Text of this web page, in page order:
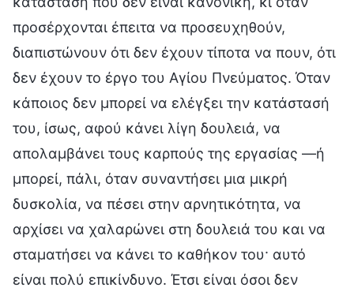
προσέρχονται έπειτα να προσευχηθούν,
διαπιστώνουν ότι δεν έχουν τίποτα να πουν, ότι
δεν έχουν το έργο του Αγίου Πνεύματος. Όταν
κάποιος δεν μπορεί να ελέγξει την κατάστασή
του, ίσως, αφού κάνει λίγη δουλειά, να
απολαμβάνει τους καρπούς της εργασίας —ή
μπορεί, πάλι, όταν συναντήσει μια μικρή
δυσκολία, να πέσει στην αρνητικότητα, να
αρχίσει να χαλαρώνει στη δουλειά του και να
σταματήσει να κάνει το καθήκον του· αυτό
είναι πολύ επικίνδυνο. Έτσι είναι όσοι δεν